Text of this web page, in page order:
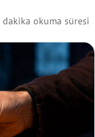
dakika okuma süresi